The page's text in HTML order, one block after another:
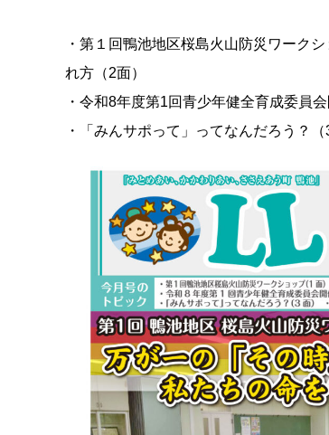
・第１回鴨池地区桜島火山防災ワーク
れ方（2面）
・令和8年度第1回青少年健全育成委員
・「みんサポって」ってなんだろう？